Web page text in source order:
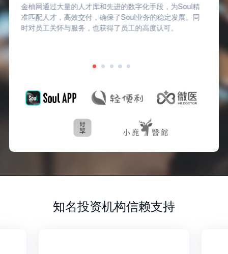
金柚网通过大量的人才库和先进的数字化手段，为Soul精
准匹配人才，高效交付，确保了Soul业务的稳定发展。同
时对员工关怀与服务，也获得了员工的高度认可。
知名投资机构信赖支持